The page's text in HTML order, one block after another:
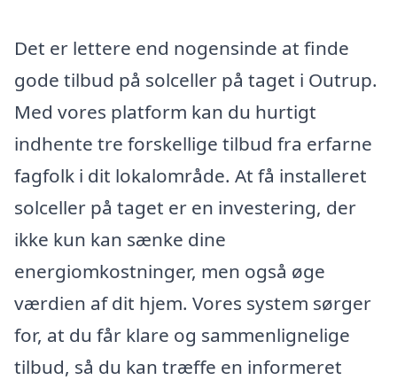
Det er lettere end nogensinde at finde
gode tilbud på solceller på taget i Outrup.
Med vores platform kan du hurtigt
indhente tre forskellige tilbud fra erfarne
fagfolk i dit lokalområde. At få installeret
solceller på taget er en investering, der
ikke kun kan sænke dine
energiomkostninger, men også øge
værdien af dit hjem. Vores system sørger
for, at du får klare og sammenlignelige
tilbud, så du kan træffe en informeret